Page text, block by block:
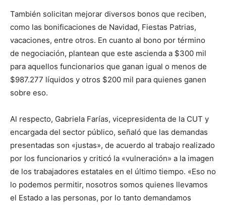
También solicitan mejorar diversos bonos que reciben,
como las bonificaciones de Navidad, Fiestas Patrias,
vacaciones, entre otros. En cuanto al bono por término
de negociación, plantean que este ascienda a $300 mil
para aquellos funcionarios que ganan igual o menos de
$987.277 líquidos y otros $200 mil para quienes ganen
sobre eso.
Al respecto, Gabriela Farías, vicepresidenta de la CUT y
encargada del sector público, señaló que las demandas
presentadas son «justas», de acuerdo al trabajo realizado
por los funcionarios y criticó la «vulneración» a la imagen
de los trabajadores estatales en el último tiempo. «Eso no
lo podemos permitir, nosotros somos quienes llevamos
el Estado a las personas, por lo tanto demandamos